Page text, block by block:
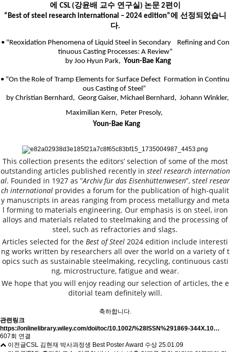
에 CSL (강윤배 교수 연구실 ) 논문 2편이
“Best of steel research international – 2024 edition”에 선정되었습니
다.
• "Reoxidation Phenomena of Liquid Steel in Secondary
Refining and Con
tinuous Casting Processes: A Review”
by Joo Hyun Park, Youn-Bae Kang
• "On the Role of Tramp Elements for Surface Defect Formation in Continu
ous Casting of Steel”
by Christian Bernhard, Georg Gaiser, Michael Bernhard, Johann Winkler,
Maximilian Kern, Peter Presoly,
Youn-Bae Kang
This collection presents the editors’ selection of some of the most
outstanding articles published recently in steel research internation
al. Founded in 1927 as ”Archiv für das Eisenhüttenwesen”, steel resear
ch international provides a forum for the publication of high-qualit
y manuscripts in areas ranging from process metallurgy and meta
l forming to materials engineering. Our emphasis is on steel, iron
alloys and materials related to steelmaking and the processing of
steel, such as refractories and slags.
Articles selected for the Best of Steel 2024 edition include interesti
ng works written by researchers all over the world on a variety of t
opics such as sustainable steelmaking, recycling, continuous casti
ng, microstructure, fatigue and wear.
We hope that you will enjoy reading our selection of articles, the e
ditorial team definitely will.
축하합니다.
관련링크
https://onlinelibrary.wiley.com/doi/toc/10.1002/%28ISSN%291869-344X.10…
607회 연결
이전글CSL 김현재 박사과정생 Best Poster Award 수상 25.01.09